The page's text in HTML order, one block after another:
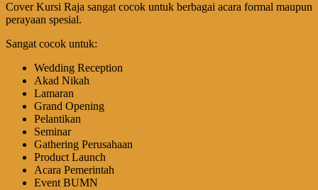
Cover Kursi Raja sangat cocok untuk berbagai acara formal maupun
perayaan spesial.
Sangat cocok untuk:
Wedding Reception
Akad Nikah
Lamaran
Grand Opening
Pelantikan
Seminar
Gathering Perusahaan
Product Launch
Acara Pemerintah
Event BUMN